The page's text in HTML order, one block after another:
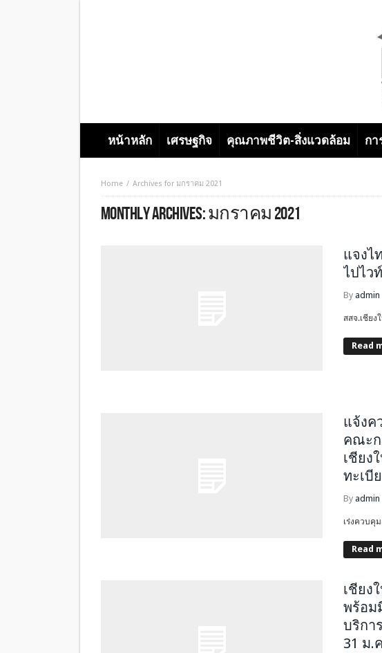
หน้าหลัก เศรษฐกิจ คุณภาพชีวิต-สิ่งแวดล้อม กา
Home Archives for มกราคม 2021
MONTHLY ARCHIVES:มกราคม 2021
แจงไ
ไปไว
By admin
สสจ.เชียง
Read
แจ้งค
คณะก
เชียง
ทะเบี
By admin
เร่งควบคุ
Read
เชียง
พร้อม
บริกา
31​ ม.